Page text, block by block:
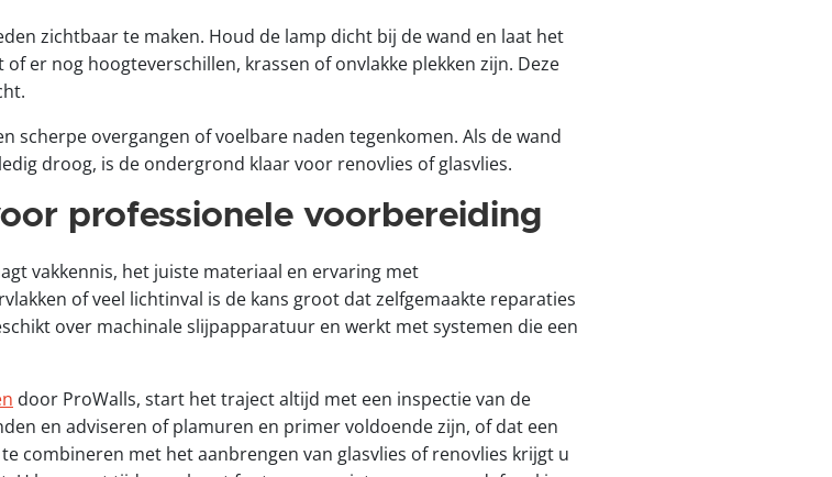
zichtbaar te maken. Houd de lamp dicht bij de wand en laat het
er nog hoogteverschillen, krassen of onvlakke plekken zijn. Deze
scherpe overgangen of voelbare naden tegenkomen. Als de wand
droog, is de ondergrond klaar voor renovlies of glasvlies.
professionele voorbereiding
vakkennis, het juiste materiaal en ervaring met
of veel lichtinval is de kans groot dat zelfgemaakte reparaties
over machinale slijpapparatuur en werkt met systemen die een
door ProWalls, start het traject altijd met een inspectie van de
en adviseren of plamuren en primer voldoende zijn, of dat een
combineren met het aanbrengen van glasvlies of renovlies krijgt u